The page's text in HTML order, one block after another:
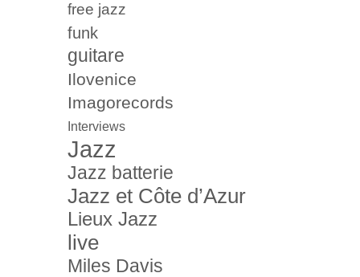
free jazz
funk
guitare
Ilovenice
Imagorecords
Interviews
Jazz
Jazz batterie
Jazz et Côte d’Azur
Lieux Jazz
live
Miles Davis